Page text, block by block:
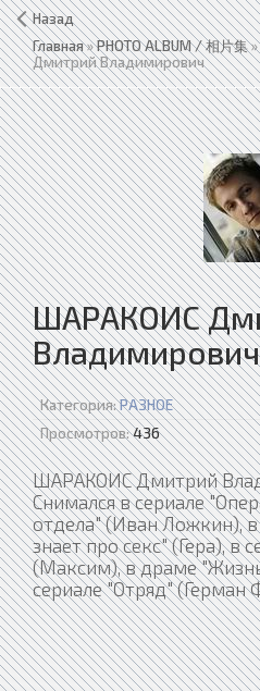
Назад
Главная»PHOTO ALBUM / 相片集»
Дмитрий Владимирович
ШАРАКОИС
Владимирович
Категория:РАЗНОЕ
Просмотров:436
ШАРАКОИС Дмитрий
Снимался в сериале
отдела" (Иван Ложкин),
знает про секс" (Гера), в
(Максим), в драме
сериале "Отряд"